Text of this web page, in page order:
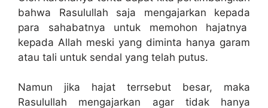
bahwa Rasulullah saja mengajarkan kepada
para sahabatnya untuk memohon hajatnya
kepada Allah meski yang diminta hanya garam
atau tali untuk sendal yang telah putus.
Namun jika hajat terrsebut besar, maka
Rasulullah mengajarkan agar tidak hanya